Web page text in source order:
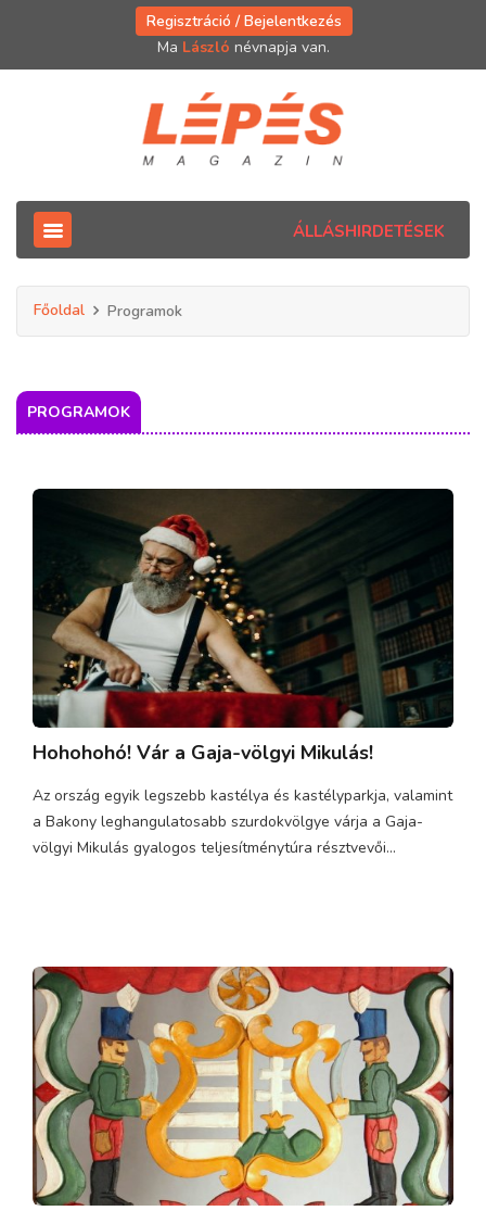
Regisztráció / Bejelentkezés
Ma László névnapja van.
ÁLLÁSHIRDETÉSEK
Főoldal Programok
PROGRAMOK
Hohohohó! Vár a Gaja-völgyi Mikulás!
Az ország egyik legszebb kastélya és kastélyparkja, valamint
a Bakony leghangulatosabb szurdokvölgye várja a Gaja-
völgyi Mikulás gyalogos teljesítménytúra résztvevői...